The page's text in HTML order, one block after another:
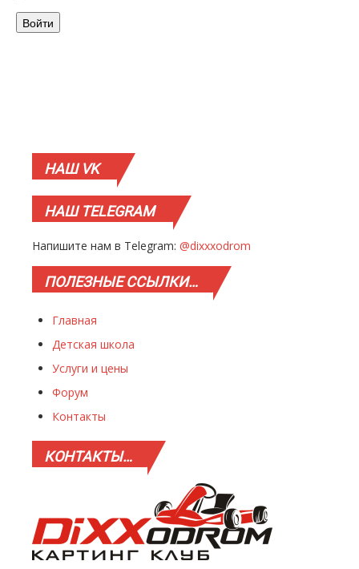
Войти
НАШVK
НАШTELEGRAM
Напишите нам в Telegram: @dixxxodrom
ПОЛЕЗНЫЕССЫЛКИ…
Главная
Детская школа
Услуги и цены
Форум
Контакты
КОНТАКТЫ…